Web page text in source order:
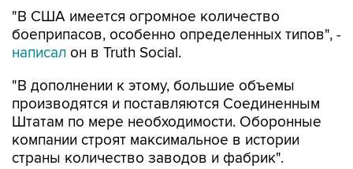
"В США имеется огромное количество
боеприпасов, особенно определенных типов", -
написал он в Truth Social.
"В дополнении к этому, большие объемы
производятся и поставляются Соединенным
Штатам по мере необходимости. Оборонные
компании строят максимальное в истории
страны количество заводов и фабрик".